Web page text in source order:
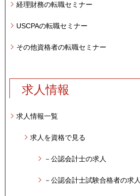
経理財務の転職セミナー
USCPAの転職セミナー
その他資格者の転職セミナー
求人情報
求人情報一覧
求人を資格で見る
－公認会計士の求人
－公認会計士試験合格者の求人